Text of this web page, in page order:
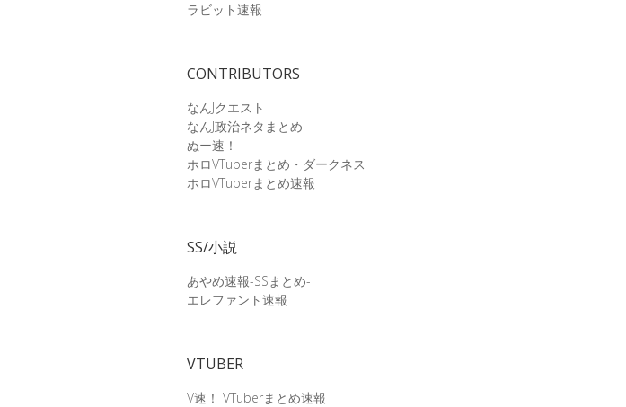
ラビット速報
CONTRIBUTORS
なんJクエスト
なんJ政治ネタまとめ
ぬー速！
ホロVTuberまとめ・ダークネス
ホロVTuberまとめ速報
SS/小説
あやめ速報-SSまとめ-
エレファント速報
VTUBER
V速！ VTuberまとめ速報